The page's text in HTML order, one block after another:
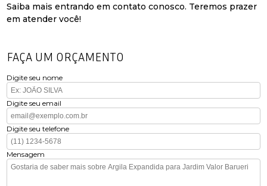
Saiba mais entrando em contato conosco. Teremos prazer
em atender você!
FAÇA UM ORÇAMENTO
Digite seu nome
Digite seu email
Digite seu telefone
Mensagem